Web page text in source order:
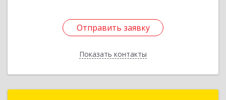
Отправить заявку
Показать контакты
Отправить заявку
Назад